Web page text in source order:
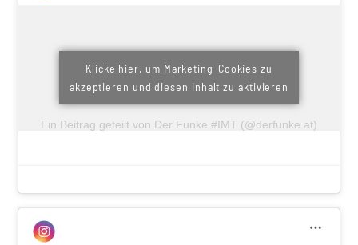
Ein Beitrag geteilt von Der Funke #IMT (@derfunke.at)
Klicke hier, um Marketing-Cookies zu
akzeptieren und diesen Inhalt zu aktivieren